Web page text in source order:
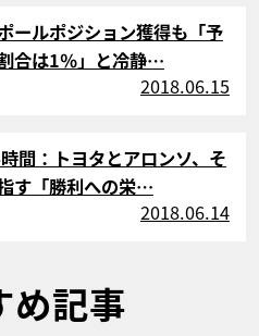
ールポジション獲得も「予
合は1％」と冷静…
2018.06.15
間：トヨタとアロンソ、そ
す「勝利への栄…
2018.06.14
め記事